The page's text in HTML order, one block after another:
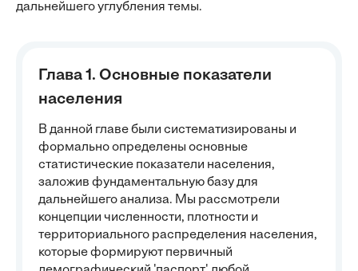
дальнейшего углубления темы.
Глава 1. Основные показатели
населения
В данной главе были систематизированы и
формально определены основные
статистические показатели населения,
заложив фундаментальную базу для
дальнейшего анализа. Мы рассмотрели
концепции численности, плотности и
территориального распределения населения,
которые формируют первичный